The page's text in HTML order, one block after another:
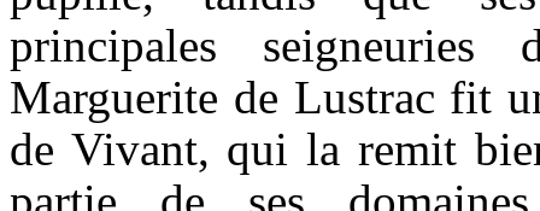
principales
Marguerite de Lustrac fit
de Vivant, qui la remit